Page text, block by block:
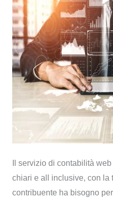
Il servizio di contabilità
chiari e all inclusive, con la
contribuente ha bisogno